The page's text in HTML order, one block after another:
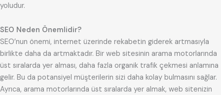
yoludur.
SEO Neden Önemlidir?
SEO’nun önemi, internet üzerinde rekabetin giderek artmasıyla
birlikte daha da artmaktadır. Bir web sitesinin arama motorlarında
üst sıralarda yer alması, daha fazla organik trafik çekmesi anlamına
gelir. Bu da potansiyel müşterilerin sizi daha kolay bulmasını sağlar.
Ayrıca, arama motorlarında üst sıralarda yer almak, web sitenizin